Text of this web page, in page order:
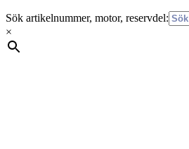
Sök artikelnummer, motor, reservdel:
×